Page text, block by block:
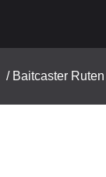
/ Baitcaster Ruten